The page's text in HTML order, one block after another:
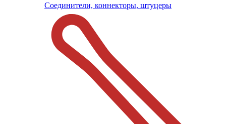
Соединители, коннекторы, штуцеры